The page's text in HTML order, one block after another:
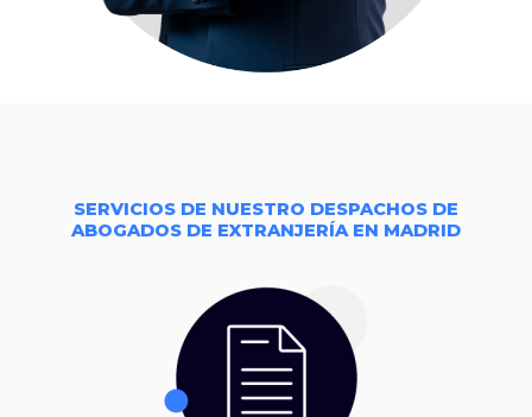
SERVICIOS DE NUESTRO DESPACHOS DE
ABOGADOS DE EXTRANJERÍA EN MADRID